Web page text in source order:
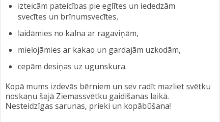
izteicām pateicības pie eglītes un iededzām
svecītes un brīnumsvecītes,
laidāmies no kalna ar ragaviņām,
mielojāmies ar kakao un gardajām uzkodām,
cepām desiņas uz ugunskura.
Kopā mums izdevās bērniem un sev radīt mazliet svētku
noskaņu šajā Ziemassvētku gaidīšanas laikā.
Nesteidzīgas sarunas, prieki un kopābūšana!